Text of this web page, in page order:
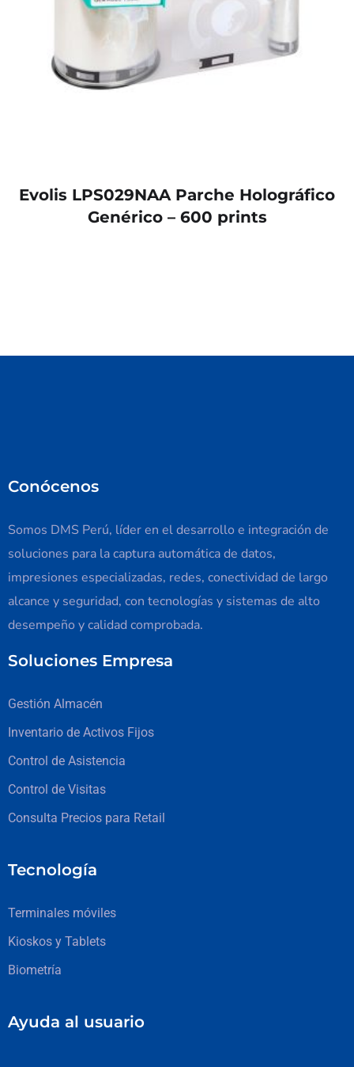
Evolis LPS029NAA Parche Holográfico
Genérico – 600 prints
Conócenos
Somos DMS Perú, líder en el desarrollo e integración de
soluciones para la captura automática de datos,
impresiones especializadas, redes, conectividad de largo
alcance y seguridad, con tecnologías y sistemas de alto
desempeño y calidad comprobada.
Soluciones Empresa
Gestión Almacén
Inventario de Activos Fijos
Control de Asistencia
Control de Visitas
Consulta Precios para Retail
Tecnología
Terminales móviles
Kioskos y Tablets
Biometría
Ayuda al usuario